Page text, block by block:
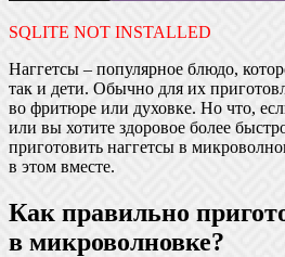
SQLITE NOT INSTALLED
Наггетсы – популярное блюдо,
так и дети. Обычно для их
во фритюре или духовке. Но что,
или вы хотите здоровое более
приготовить наггетсы в
в этом вместе.
Как правильно
в микроволновке?